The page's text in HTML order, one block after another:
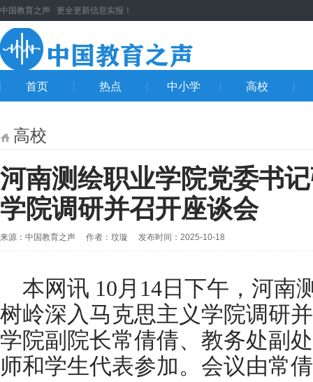
中国教育之声 更全更新信息实报！
首页 热点 中小学 高校
高校
河南测绘职业学院党委书
学院调研并召开座谈会
来源：中国教育之声 作者：玟璇 发布时间：2025-10-18
本网讯 10月14日下午，河南
树岭深入马克思主义学院调研
学院副院长常倩倩、教务处副
师和学生代表参加。会议由常